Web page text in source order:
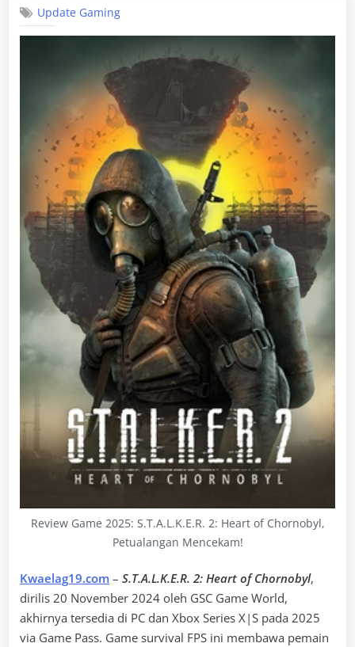
Update Gaming
Review Game 2025: S.T.A.L.K.E.R. 2: Heart of Chornobyl,
Petualangan Mencekam!
Kwaelag19.com – S.T.A.L.K.E.R. 2: Heart of Chornobyl,
dirilis 20 November 2024 oleh GSC Game World,
akhirnya tersedia di PC dan Xbox Series X|S pada 2025
via Game Pass. Game survival FPS ini membawa pemain